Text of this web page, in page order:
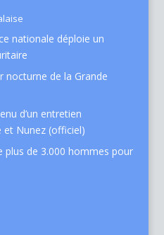
nationale déploie un
nocturne de la Grande
d’un entretien
et Nunez (officiel)
plus de 3.000 hommes pour